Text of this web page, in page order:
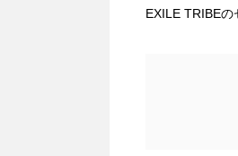
EXILE TRIBEの